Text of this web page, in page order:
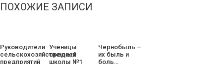
ПОХОЖИЕ ЗАПИСИ
Руководители
сельскохозяйственных
предприятий
Ученицы
средней
школы №1
Чернобыль –
их быль и
боль…